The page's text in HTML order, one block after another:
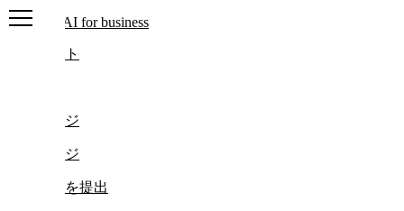
ログアウト
マイページ
マイページ
レポートを提出